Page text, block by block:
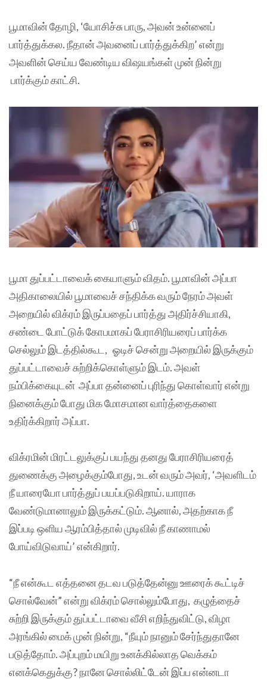
பூமாவின் தோழி, ‘யோசிச்சு பாரு, அவன் உன்னைப்
பார்த்துக்கல. நீதான் அவனைப் பார்த்துக்கிற’ என்று
அவளின் செய்ய வேண்டிய விஷயங்கள் முன் நின்று
பார்க்கும் காட்சி.
பூமா துப்பட்டாவைக் கையாளும் விதம். பூமாவின் அப்பா
அதிகாலையில் பூமாவைச் சந்திக்க வரும் நேரம் அவள்
அறையில் விக்ரம் இருப்பதைப் பார்த்து அதிர்ச்சியாகி,
சண்டை போட்டுக் கோபமாகப் பேராசிரியரைப் பார்க்க
செல்லும் இடத்தில்கூட, ஓடிச் சென்று அறையில் இருக்கும்
துப்பட்டாவைச் சுற்றிக்கொள்ளும் இடம். அவள்
நம்பிக்கையுடன் அப்பா தன்னைப் புரிந்து கொள்வார் என்று
நினைக்கும் போது மிக மோசமான வார்த்தைகளை
உதிர்க்கிறார் அப்பா.
விக்ரமின் மிரட்டலுக்குப் பயந்து தனது பேராசிரியரைத்
துணைக்கு அழைக்கும்போது, உடன் வரும் அவர், ‘அவளிடம்
நீ யாரையோ பார்த்துப் பயப்படுகிறாய். யாராக
வேண்டுமானாலும் இருக்கட்டும். ஆனால், அதற்காக நீ
இப்படி ஒளிய ஆரம்பித்தால் முடிவில் நீ காணாமல்
போய்விடுவாய்’ என்கிறார்.
“நீ என்கூட எத்தனை தடவ படுத்தேன்னு ஊரைக் கூட்டிச்
சொல்வேன்” என்று விக்ரம் சொல்லும்போது, கழுத்தைச்
சுற்றி இருக்கும் துப்பட்டாவை வீசி எறிந்துவிட்டு, விழா
அரங்கில் மைக் முன் நின்று, “நீயும் நானும் சேர்ந்துதானே
படுத்தோம். அப்புறம் மயிறு உனக்கில்லாத வெக்கம்
எனக்கெதுக்கு? நானே சொல்லிட்டேன் இப்ப என்னடா